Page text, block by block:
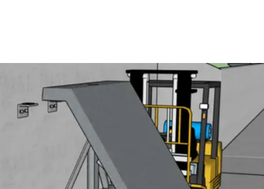
Wijzig cookie instellingen